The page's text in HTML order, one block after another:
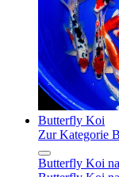
Butterfly Koi
Zur Kategorie
Butterfly Koi